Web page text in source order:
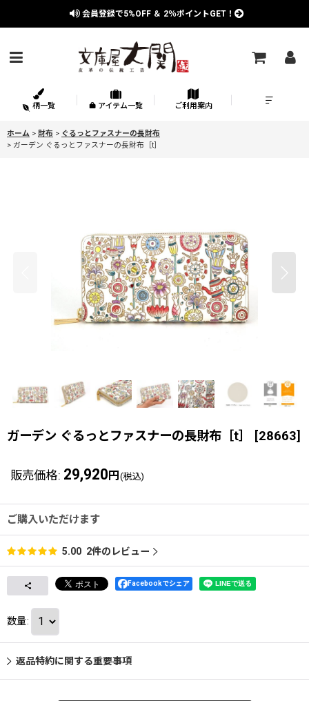
会員登録で5%OFF ＆ 2％ポイントGET！
柄一覧 アイテム一覧 ご利用案内
ホーム > 財布 > ぐるっとファスナーの長財布
> ガーデン ぐるっとファスナーの長財布［t］
ガーデン ぐるっとファスナーの長財布［t］ [28663]
販売価格: 29,920 円 (税込)
ご購入いただけます
5.00 2件のレビュー
Facebookでシェア
数量:
返品特約に関する重要事項